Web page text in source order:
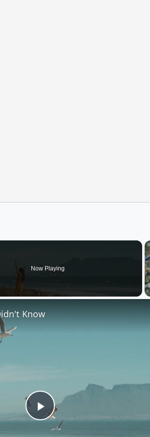
Now Playing
P
Know